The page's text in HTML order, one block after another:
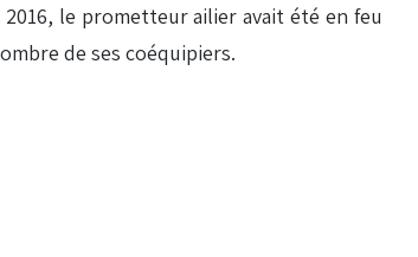
le prometteur ailier avait été en feu
de ses coéquipiers.